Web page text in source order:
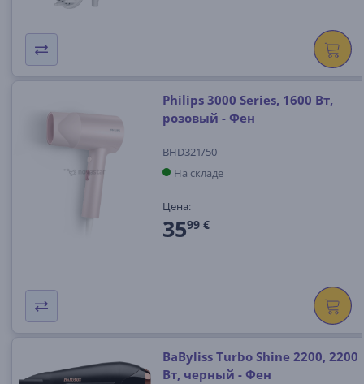
Philips 3000 Series, 1600 Вт,
розовый - Фен
BHD321/50
На складе
Цена:
3599 €
BaByliss Turbo Shine 2200, 2200
Вт, черный - Фен